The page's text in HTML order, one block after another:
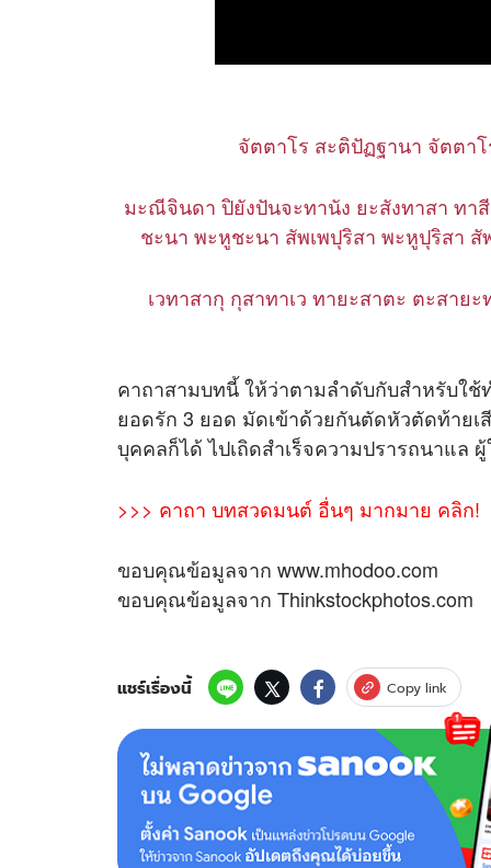
จัตตาโร สะติปัฏฐานา จัตตา
มะณีจินดา ปิยังปันจะทานัง ยะสังทาสา ทา
ชะนา พะหูชะนา สัพเพปุริสา พะหูปุริสา
เวทาสากุ กุสาทาเว ทายะสาตะ ตะสา
คาถาสามบทนี้ ให้ว่าตามลำดับกับสำหรับใ
ยอดรัก 3 ยอด มัดเข้าด้วยกันตัดหัวตัดท้าย
บุคคลก็ได้ ไปเถิดสำเร็จความปรารถนาแล
>>> คาถา บทสวดมนต์ อื่นๆ มากมาย คลิก!
ขอบคุณข้อมูลจาก www.mhodoo.com
ขอบคุณข้อมูลจาก Thinkstockphotos.com
แชร์เรื่องนี้ Copy link